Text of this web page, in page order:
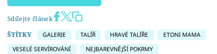
Sdílejte článek
ŠTÍTKY
GALERIE TALÍŘ HRAVÉ TALÍŘE
ETONI MAMA
VESELÉ SERVÍROVÁNÍ
NEJBAREVNĚJŠÍ POKRMY